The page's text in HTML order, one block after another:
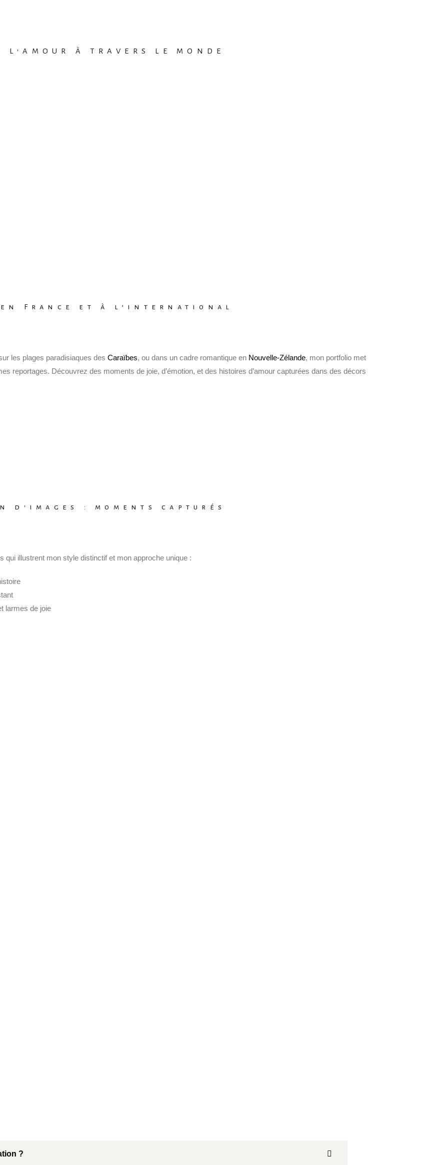
L'AMOUR À TRAVERS LE MONDE
en France et à l’international
les plages paradisiaques des Caraïbes, ou dans un cadre romantique en Nouvelle-Zélande, mon portfolio met
reportages. Découvrez des moments de joie, d’émotion, et des histoires d’amour capturées dans des décors
d'images : moments capturés
illustrent mon style distinctif et mon approche unique :
larmes de joie
?